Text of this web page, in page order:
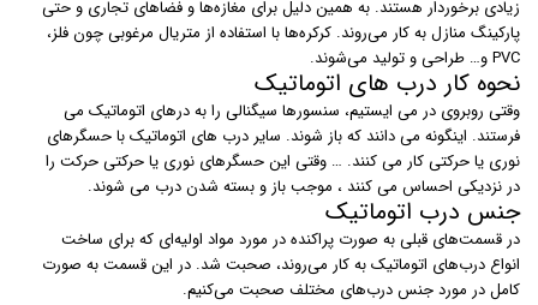
زیادی برخوردار هستند. به همین دلیل برای مغازه‌ها و فضاهای تجاری و حتی
پارکینگ منازل به کار می‌روند. کرکره‌ها با استفاده از متریال مرغوبی چون فلز،
PVC و… طراحی و تولید می‌شوند.
نحوه کار درب های اتوماتیک
وقتی روبروی در می ایستیم، سنسورها سیگنالی را به درهای اتوماتیک می
فرستند. اینگونه می دانند که باز شوند. سایر درب های اتوماتیک با حسگرهای
نوری یا حرکتی کار می کنند. … وقتی این حسگرهای نوری یا حرکتی حرکت را
در نزدیکی احساس می کنند ، موجب باز و بسته شدن درب می شوند.
جنس درب اتوماتیک
در قسمت‌های قبلی به صورت پراکنده در مورد مواد اولیه‌ای که برای ساخت
انواع درب‌های اتوماتیک به کار می‌روند،‌ صحبت شد. در این قسمت به صورت
کامل در مورد جنس درب‌های مختلف صحبت می‌کنیم.